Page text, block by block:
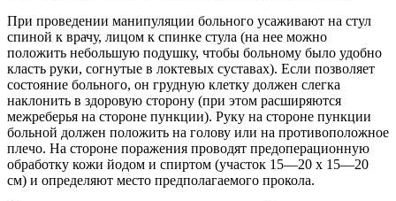
При проведении манипуляции больного усаживают на стул
спиной к врачу, лицом к спинке стула (на нее можно
положить небольшую подушку, чтобы больному было удобно
класть руки, согнутые в локтевых суставах). Если позволяет
состояние больного, он грудную клетку должен слегка
наклонить в здоровую сторону (при этом расширяются
межреберья на стороне пункции). Руку на стороне пункции
больной должен положить на голову или на противоположное
плечо. На стороне поражения проводят предоперационную
обработку кожи йодом и спиртом (участок 15—20 х 15—20
см) и определяют место предполагаемого прокола.